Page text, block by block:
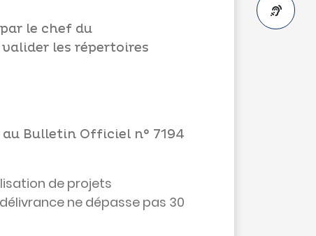
le chef du
les répertoires
Bulletin Officiel n° 7194
de projets
ne dépasse pas 30